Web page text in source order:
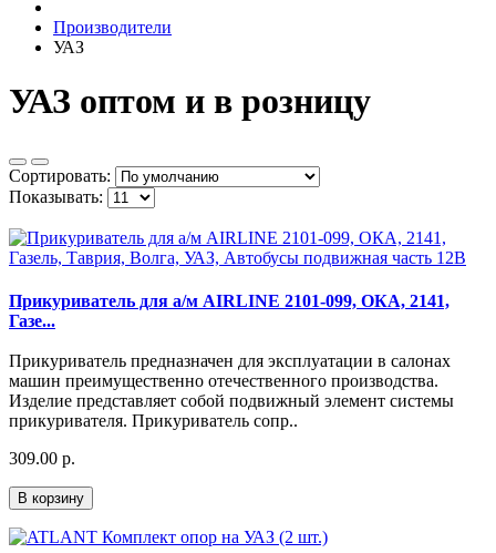
Производители
УАЗ
УАЗ оптом и в розницу
Сортировать:
Показывать:
Прикуриватель для а/м AIRLINE 2101-099, ОКА, 2141,
Газе...
Прикуриватель предназначен для эксплуатации в салонах
машин преимущественно отечественного производства.
Изделие представляет собой подвижный элемент системы
прикуривателя. Прикуриватель сопр..
309.00 р.
В корзину